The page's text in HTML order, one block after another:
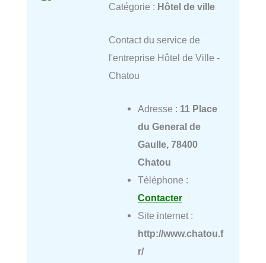
Catégorie : Hôtel de ville
Contact du service de
l'entreprise Hôtel de Ville -
Chatou
Adresse : 11 Place
du General de
Gaulle, 78400
Chatou
Téléphone :
Contacter
Site internet :
http://www.chatou.f
r/